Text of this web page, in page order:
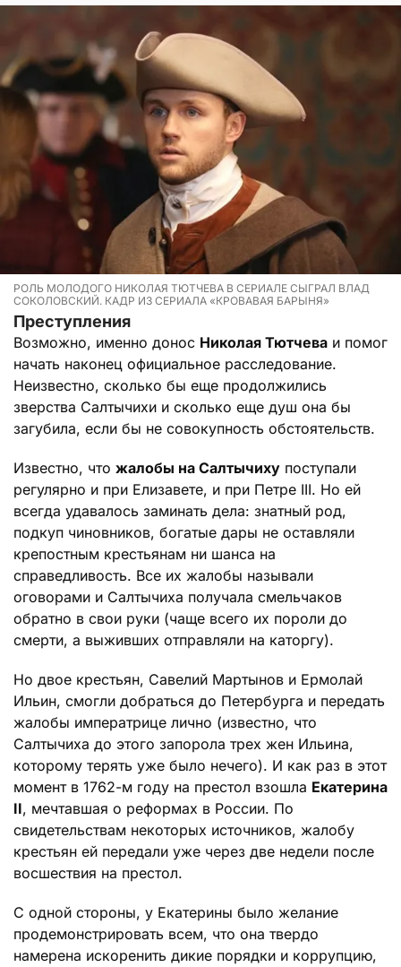
РОЛЬ МОЛОДОГО НИКОЛАЯ ТЮТЧЕВА В СЕРИАЛЕ СЫГРАЛ ВЛАД
СОКОЛОВСКИЙ. КАДР ИЗ СЕРИАЛА «КРОВАВАЯ БАРЫНЯ»
Преступления
Возможно, именно донос Николая Тютчева и помог
начать наконец официальное расследование.
Неизвестно, сколько бы еще продолжились
зверства Салтычихи и сколько еще душ она бы
загубила, если бы не совокупность обстоятельств.
Известно, что жалобы на Салтычиху поступали
регулярно и при Елизавете, и при Петре III. Но ей
всегда удавалось заминать дела: знатный род,
подкуп чиновников, богатые дары не оставляли
крепостным крестьянам ни шанса на
справедливость. Все их жалобы называли
оговорами и Салтычиха получала смельчаков
обратно в свои руки (чаще всего их пороли до
смерти, а выживших отправляли на каторгу).
Но двое крестьян, Савелий Мартынов и Ермолай
Ильин, смогли добраться до Петербурга и передать
жалобы императрице лично (известно, что
Салтычиха до этого запорола трех жен Ильина,
которому терять уже было нечего). И как раз в этот
момент в 1762-м году на престол взошла Екатерина
II, мечтавшая о реформах в России. По
свидетельствам некоторых источников, жалобу
крестьян ей передали уже через две недели после
восшествия на престол.
С одной стороны, у Екатерины было желание
продемонстрировать всем, что она твердо
намерена искоренить дикие порядки и коррупцию,